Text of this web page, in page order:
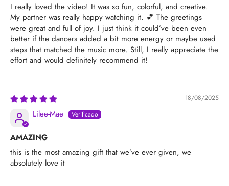
I really loved the video! It was so fun, colorful, and creative.
My partner was really happy watching it. 💕 The greetings
were great and full of joy. I just think it could’ve been even
better if the dancers added a bit more energy or maybe used
steps that matched the music more. Still, I really appreciate the
effort and would definitely recommend it!
18/08/2025
Lilee-Mae
AMAZING
this is the most amazing gift that we’ve ever given, we
absolutely love it